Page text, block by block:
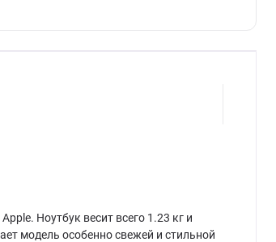
Ноутбук весит всего 1.23 кг и
модель особенно свежей и стильной